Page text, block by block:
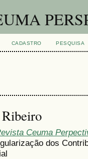
CADASTRO PESQUISA
Ceuma
dos